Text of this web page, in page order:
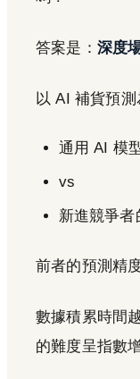
答案是： 深度
以 AI 補貨預測
通用 AI 模
vs
新進競爭
前者的預測精
數據積累時間
的難度呈指數增